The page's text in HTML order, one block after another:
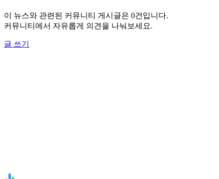
이 뉴스와 관련된 커뮤니티 게시글은 0건입니다.
커뮤니티에서 자유롭게 의견을 나눠보세요.
글 쓰기